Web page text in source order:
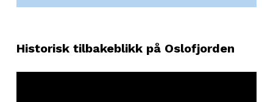
Historisk tilbakeblikk på Oslofjorden